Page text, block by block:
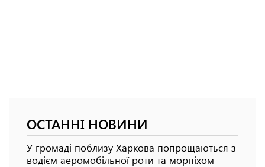
ОСТАННІ НОВИНИ
У громаді поблизу Харкова попрощаються з
водієм аеромобільної роти та морпіхом